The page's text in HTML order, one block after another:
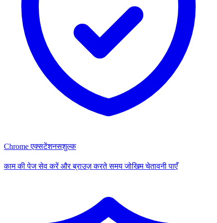
Chrome एक्सटेंशनसशुल्क
काम की पेज सेव करें और ब्राउज़ करते समय जोखिम चेतावनी पाएँ